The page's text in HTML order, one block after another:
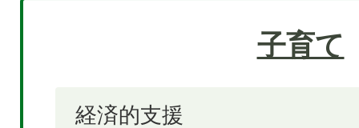
子育て
経済的支援